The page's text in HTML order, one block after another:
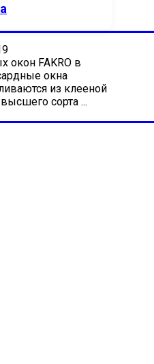
окон FAKRO в
окна
из клееной
сорта ...